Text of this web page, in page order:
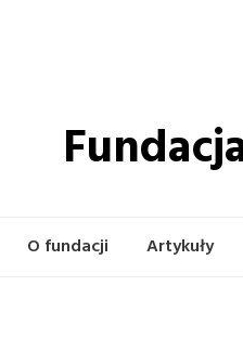
O fundacji Artykuły